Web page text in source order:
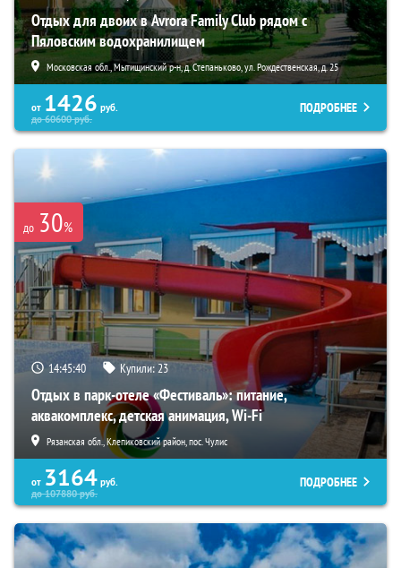
Отдых для двоих в Avrora Family Club рядом с
Пяловским водохранилищем
Московская обл., Мытищинский р-н, д. Степаньково, ул. Рождественская, д. 25
от 1426 руб.
до60600руб.
ПОДРОБНЕЕ
до 30%
14:45:38 Купили:23
Отдых в парк-отеле «Фестиваль»: питание,
аквакомплекс, детская анимация, Wi-Fi
Рязанская обл., Клепиковский район, пос. Чулис
от 3164 руб.
до107880руб.
ПОДРОБНЕЕ